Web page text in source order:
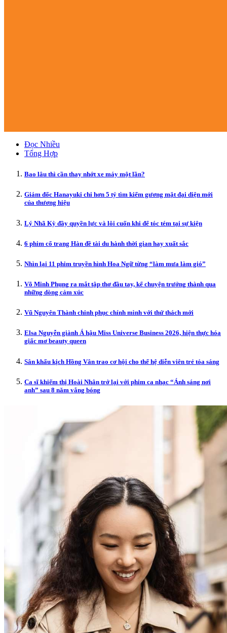
Đọc Nhiều
Tổng Hợp
Bao lâu thì cần thay nhớt xe máy một lần?
Giám đốc Hanayuki chi hơn 5 tỷ tìm kiếm gương mặt đại diện mới
của thương hiệu
Lý Nhã Kỳ đầy quyền lực và lôi cuốn khi để tóc tém tại sự kiện
6 phim cổ trang Hàn đề tài du hành thời gian hay xuất sắc
Nhìn lại 11 phim truyền hình Hoa Ngữ từng “làm mưa làm gió”
Võ Minh Phụng ra mắt tập thơ đầu tay, kể chuyện trưởng thành qua
những dòng cảm xúc
Vũ Nguyên Thành chinh phục chính mình với thử thách mới
Elsa Nguyễn giành Á hậu Miss Universe Business 2026, hiện thực hóa
giấc mơ beauty queen
Sân khấu kịch Hồng Vân trao cơ hội cho thế hệ diễn viên trẻ tỏa sáng
Ca sĩ khiếm thị Hoài Nhân trở lại với phim ca nhạc “Ánh sáng nơi
anh” sau 8 năm vắng bóng